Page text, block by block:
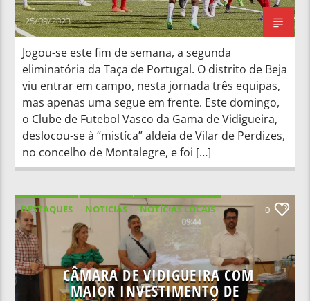
25/09/2023
Jogou-se este fim de semana, a segunda
eliminatória da Taça de Portugal. O distrito de Beja
viu entrar em campo, nesta jornada três equipas,
mas apenas uma segue em frente. Este domingo,
o Clube de Futebol Vasco da Gama de Vidigueira,
deslocou-se à “mistíca” aldeia de Vilar de Perdizes,
no concelho de Montalegre, e foi […]
DESTAQUES NOTICIAS
NOTÍCIAS LOCAIS
NOTÍCIAS NACIONAIS
0
CÂMARA DE VIDIGUEIRA COM
MAIOR INVESTIMENTO DE